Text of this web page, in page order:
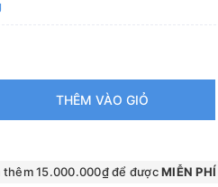
THÊM VÀO GIỎ
thêm 15.000.000₫ để đượcMIỄN